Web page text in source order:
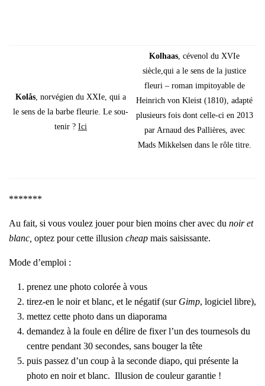
Kolås, nor­vé­gien du XXIe, qui a
le sens de la barbe fleu­rie. Le sou­
te­nir ? Ici
Kol­haas, céve­nol du XVIe
siècle,qui a le sens de la jus­tice
fleu­ri – roman impi­toyable de
Hein­rich von Kleist (1810), adap­té
plu­sieurs fois dont celle-ci en 2013
par Arnaud des Pal­lières, avec
Mads Mik­kel­sen dans le rôle titre.
*******
Au fait, si vous vou­lez jouer pour bien moins cher avec du noir et
blanc, optez pour cette illu­sion cheap mais sai­sis­sante.
Mode d’emploi :
pre­nez une pho­to colo­rée à vous
tirez-en le noir et blanc, et le néga­tif (sur Gimp, logi­ciel libre),
met­tez cette pho­to dans un dia­po­ra­ma
deman­dez à la foule en délire de fixer l’un des tour­ne­sols du
centre pen­dant 30 secondes, sans bou­ger la tête
puis pas­sez d’un coup à la seconde dia­po, qui pré­sente la
pho­to en noir et blanc. Illu­sion de cou­leur garan­tie !